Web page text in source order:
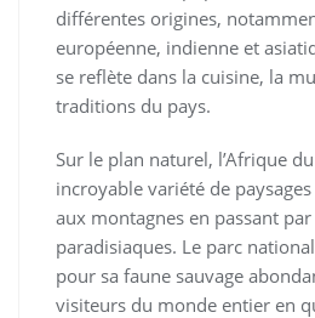
différentes origines,
européenne, indienne et
se reflète dans la cuisine, la
traditions du pays.
Sur le plan naturel, l’Afrique
incroyable variété de
aux montagnes en passant par
paradisiaques. Le parc
pour sa faune sauvage
visiteurs du monde entier en